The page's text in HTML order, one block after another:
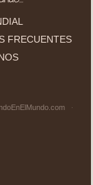
FRECUENTES